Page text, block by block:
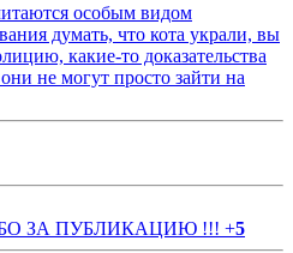
особым видом
думать, что кота украли, вы
какие-то доказательства
не могут просто зайти на
ЗА ПУБЛИКАЦИЮ !!! +5